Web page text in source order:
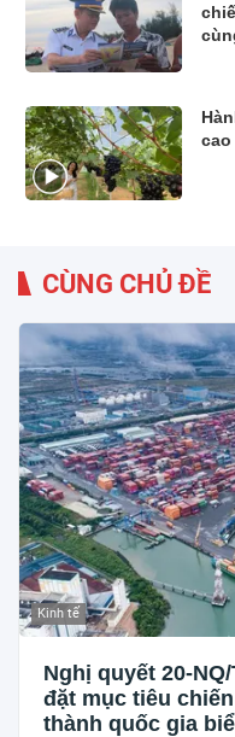
cao
CÙNG CHỦ ĐỀ
Kinh tế
Nghị quyết 20-
đặt mục tiêu
thành quốc gia